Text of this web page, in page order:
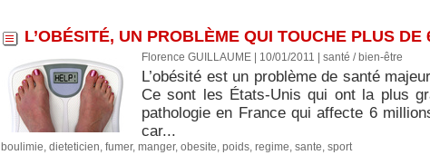
L’OBÉSITÉ, UN PROBLÈME QUI TOUCHE PLUS
Florence GUILLAUME | 10/01/2011 santé / bien-être
L’obésité est un problème de santé
Ce sont les États-Unis qui ont la plus
pathologie en France qui affecte 6
car...
boulimie, dieteticien, fumer, manger, obesite, poids, regime, sante, sport